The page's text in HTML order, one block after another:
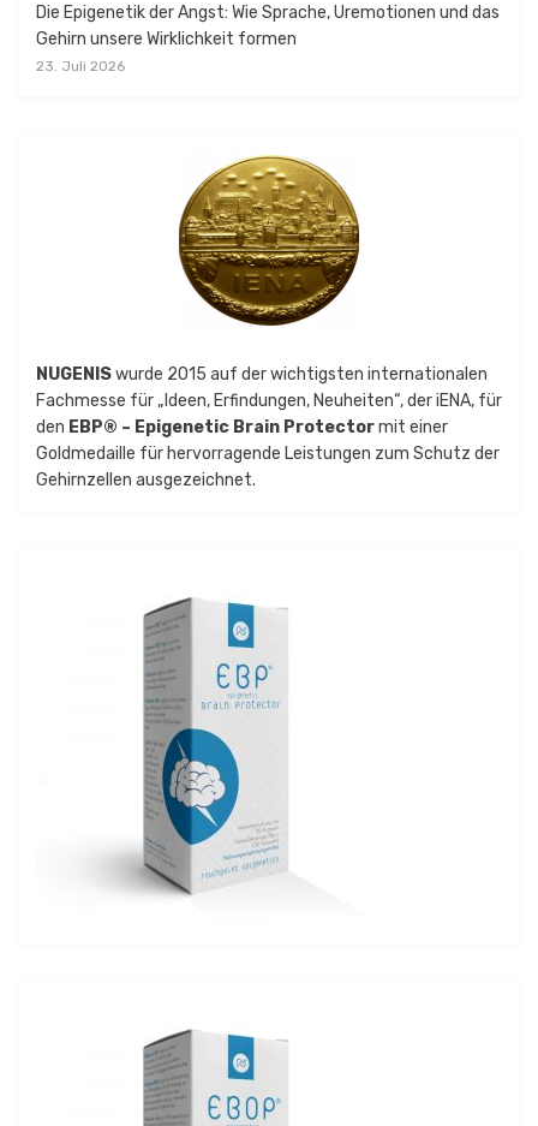
Die Epigenetik der Angst: Wie Sprache, Uremotionen und das
Gehirn unsere Wirklichkeit formen
23. Juli 2026
NUGENISwurde 2015 auf der wichtigsten internationalen
Fachmesse für „Ideen, Erfindungen, Neuheiten“, der iENA, für
den EBP® – Epigenetic Brain Protectormit einer
Goldmedaille für hervorragende Leistungen zum Schutz der
Gehirnzellen ausgezeichnet.